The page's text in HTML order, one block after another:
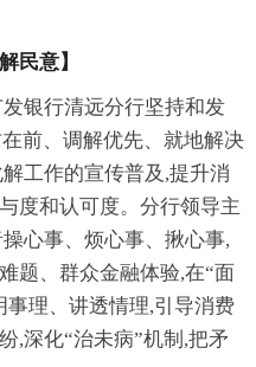
民意】
银行清远分行坚持和发
前、调解优先、就地解决
工作的宣传普及,提升消
度和认可度。分行领导主
心事、烦心事、揪心事,
题、群众金融体验,在“面
事理、讲透情理,引导消费
,深化“治未病”机制,把矛